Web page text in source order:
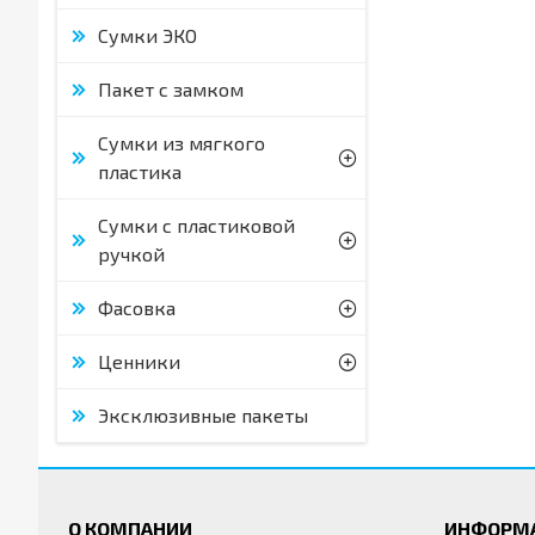
Сумки ЭКО
Пакет с замком
Сумки из мягкого
пластика
Сумки с пластиковой
ручкой
Фасовка
Ценники
Эксклюзивные пакеты
О КОМПАНИИ